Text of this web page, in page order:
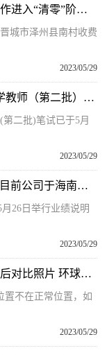
山西路桥一公司晋阳改扩建1分部拆迁工作进入“清零”阶段|环球报道
城市泽州县南村收费
2023/05/29
2023广东省珠海市香洲区招聘公办中小学教师（第二批）笔试成绩查询及线上资格审核公告_今日聚焦
二批)笔试已于5月
2023/05/29
全球今头条！海马汽车（000572.SZ）：目前公司于海南的首座制氢加氢一体化站及配套分布式光伏项目已建设完成并投入运营
26日举行业绩说明
2023/05/29
牙齿矫正前后对比照片明星_牙齿矫正前后对比照片 环球观点
置不在正常位置，如
2023/05/29